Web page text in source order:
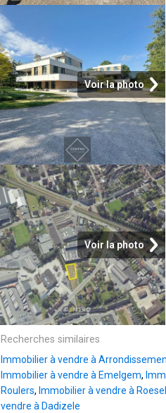
Voir la photo
Voir la photo
Recherches similaires
Immobilier à vendre à
Immobilier à vendre à Emelgem,
Roulers, Immobilier à vendre à
vendre à Dadizele